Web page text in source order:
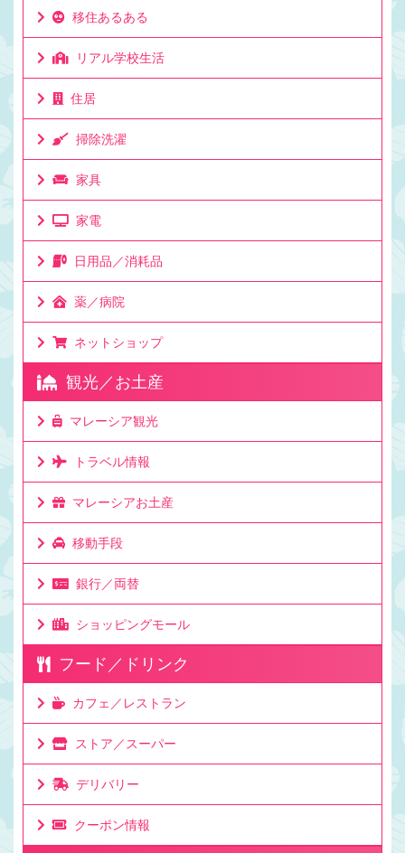
移住あるある
リアル学校生活
住居
掃除洗濯
家具
家電
日用品／消耗品
薬／病院
ネットショップ
観光／お土産
マレーシア観光
トラベル情報
マレーシアお土産
移動手段
銀行／両替
ショッピングモール
フード／ドリンク
カフェ／レストラン
ストア／スーパー
デリバリー
クーポン情報